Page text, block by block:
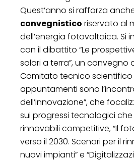
Quest’anno si rafforza
convegnistico riservato al
dell’energia fotovoltaica. Si
con il dibattito “Le
solari a terra”, un convegno
Comitato tecnico scientifico
appuntamenti sono
dell’innovazione”, che
sui progressi tecnologici
rinnovabili competitive, “Il
verso il 2030. Scenari per il
nuovi impianti” e